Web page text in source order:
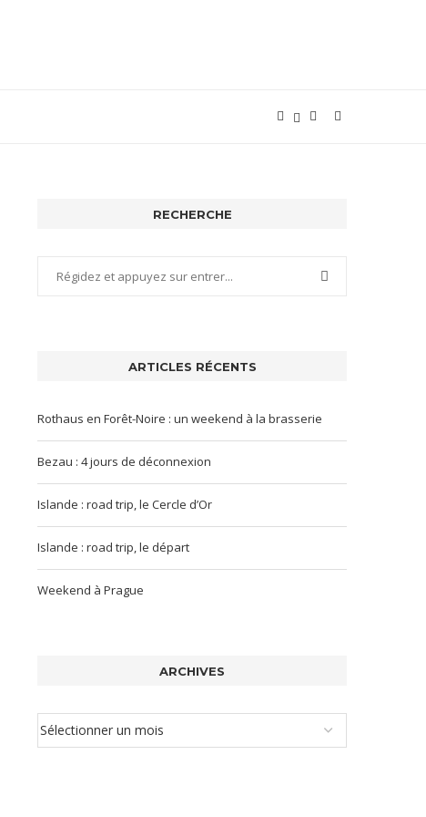
RECHERCHE
ARTICLES RÉCENTS
Rothaus en Forêt-Noire : un weekend à la brasserie
Bezau : 4 jours de déconnexion
Islande : road trip, le Cercle d’Or
Islande : road trip, le départ
Weekend à Prague
ARCHIVES